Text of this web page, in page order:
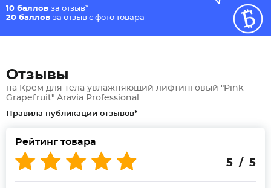
10 баллов за отзыв*
20 баллов за отзыв с фото товара
Отзывы
на Крем для тела увлажняющий лифтинговый "Pink
Grapefruit" Aravia Professional
Правила публикации отзывов*
Рейтинг товара
5 / 5